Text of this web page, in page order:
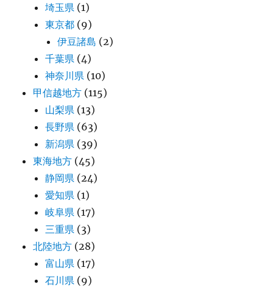
埼玉県 (1)
東京都 (9)
伊豆諸島 (2)
千葉県 (4)
神奈川県 (10)
甲信越地方 (115)
山梨県 (13)
長野県 (63)
新潟県 (39)
東海地方 (45)
静岡県 (24)
愛知県 (1)
岐阜県 (17)
三重県 (3)
北陸地方 (28)
富山県 (17)
石川県 (9)